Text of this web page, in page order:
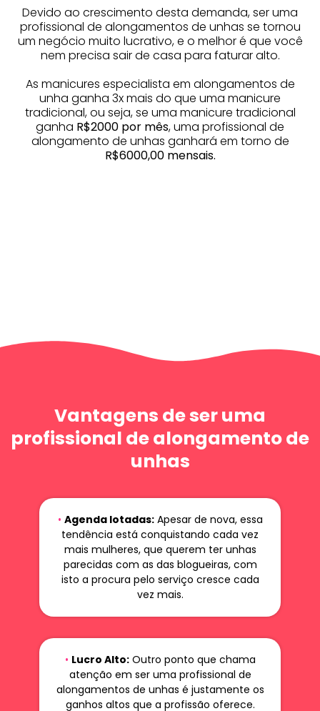
Devido ao crescimento desta demanda, ser uma
profissional de alongamentos de unhas se tornou
um negócio muito lucrativo, e o melhor é que você
nem precisa sair de casa para faturar alto.
As manicures especialista em alongamentos de
unha ganha 3x mais do que uma manicure
tradicional, ou seja, se uma manicure tradicional
ganha R$2000 por mês, uma profissional de
alongamento de unhas ganhará em torno de
R$6000,00 mensais.
Vantagens de ser uma
profissional de alongamento de
unhas
• Agenda lotadas:Apesar de nova, essa
tendência está conquistando cada vez
mais mulheres, que querem ter unhas
parecidas com as das blogueiras, com
isto a procura pelo serviço cresce cada
vez mais.
• Lucro Alto:Outro ponto que chama
atenção em ser uma profissional de
alongamentos de unhas é justamente os
ganhos altos que a profissão oferece.